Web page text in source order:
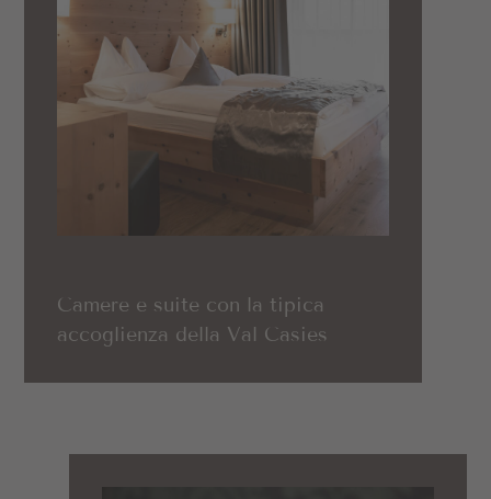
Camere e suite con la tipica
accoglienza della Val Casies